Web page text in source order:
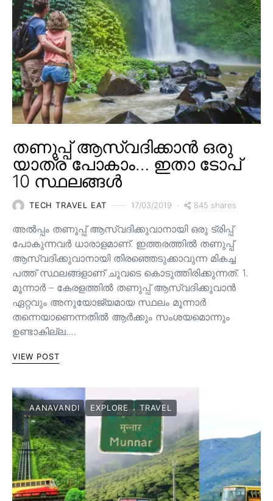
തണുപ്പ് ആസ്വദിക്കാൻ ഒരു
യാത്ര പോകാം… ഇതാ ടോപ്
10 സ്ഥലങ്ങൾ
TECH TRAVEL EAT 17/03/2019 845 shares
അൽപ്പം തണുപ്പ് ആസ്വദിക്കുവാനായി ഒരു ട്രിപ്പ്
പോകുന്നവർ ധാരാളമാണ്. ഇത്തരത്തിൽ തണുപ്പ്
ആസ്വദിക്കുവാനായി തിരഞ്ഞെടുക്കാവുന്ന മികച്ച
പത്ത് സ്ഥലങ്ങളാണ് ചുവടെ കൊടുത്തിരിക്കുന്നത്. 1.
മൂന്നാർ – കേരളത്തിൽ തണുപ്പ് ആസ്വദിക്കുവാൻ
ഏറ്റവും അനുയോജ്യമായ സ്ഥലം മൂന്നാർ
തന്നെയാണെന്നതിൽ ആർക്കും സംശയമൊന്നും
ഉണ്ടാകില്ല.…
VIEW POST
AANAVANDI EXPLORE TRAVEL